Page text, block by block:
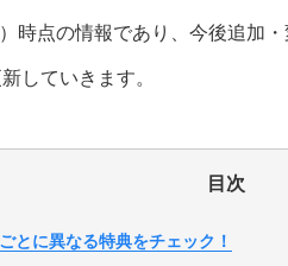
時点の情報であり、今後追加
していきます。
目次
とに異なる特典をチェック！